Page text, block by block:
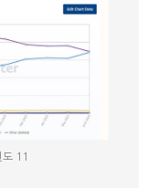
11